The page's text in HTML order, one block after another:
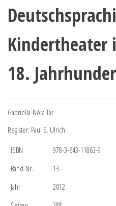
Kindertheater
18.
Gabriella-Nóra Tar
Register: Paul S. Ulrich
ISBN
978-3-643-11863-9
Band-Nr.
13
Jahr
2012